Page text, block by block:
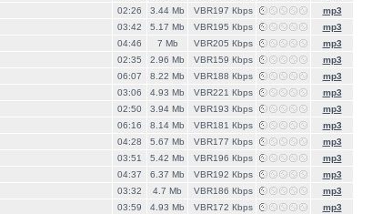
02:26 3.44 Mb VBR197 Кbps
mp3
03:42 5.17 Mb VBR195 Кbps
mp3
04:46 7 Mb VBR205 Кbps
mp3
02:35 2.96 Mb VBR159 Кbps
mp3
06:07 8.22 Mb VBR188 Кbps
mp3
03:06 4.93 Mb VBR221 Кbps
mp3
02:50 3.94 Mb VBR193 Кbps
mp3
06:16 8.14 Mb VBR181 Кbps
mp3
04:28 5.67 Mb VBR177 Кbps
mp3
03:51 5.42 Mb VBR196 Кbps
mp3
04:37 6.37 Mb VBR192 Кbps
mp3
03:32 4.7 Mb VBR186 Кbps
mp3
03:59 4.93 Mb VBR172 Кbps mp3